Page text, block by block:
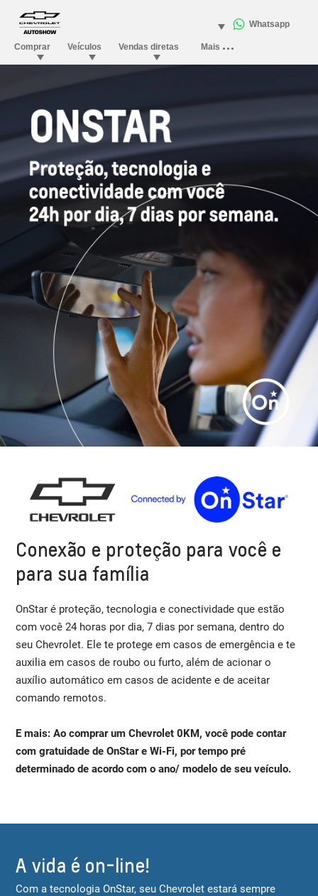
Conexão e proteção para você e
para sua família
OnStar é proteção, tecnologia e conectividade que estão
com você 24 horas por dia, 7 dias por semana, dentro do
seu Chevrolet. Ele te protege em casos de emergência e te
auxilia em casos de roubo ou furto, além de acionar o
auxílio automático em casos de acidente e de aceitar
comando remotos.
E mais: Ao comprar um Chevrolet 0KM, você pode contar
com gratuidade de OnStar e Wi-Fi, por tempo pré
determinado de acordo com o ano/ modelo de seu veículo.
A vida é on-line!
Com a tecnologia OnStar, seu Chevrolet estará sempre